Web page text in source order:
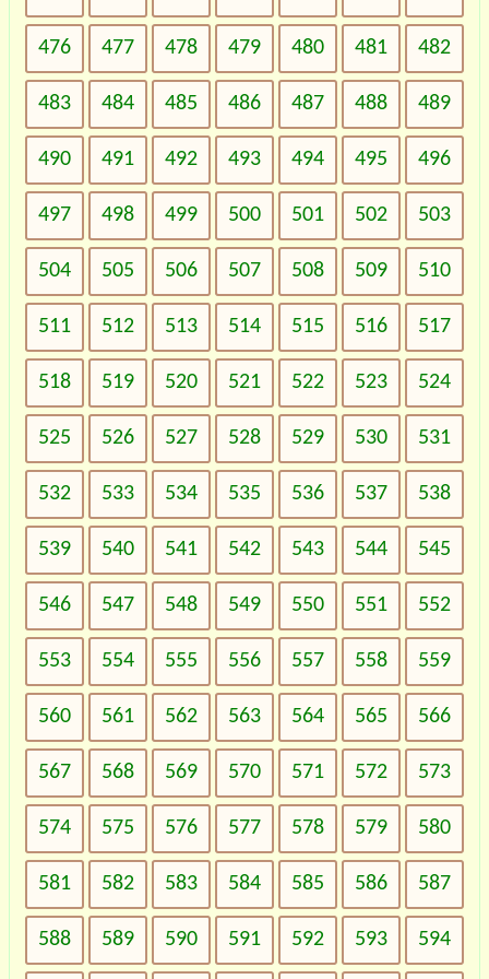
476 477 478 479 480 481 482
483 484 485 486 487 488 489
490 491 492 493 494 495 496
497 498 499 500 501 502 503
504 505 506 507 508 509 510
511 512 513 514 515 516 517
518 519 520 521 522 523 524
525 526 527 528 529 530 531
532 533 534 535 536 537 538
539 540 541 542 543 544 545
546 547 548 549 550 551 552
553 554 555 556 557 558 559
560 561 562 563 564 565 566
567 568 569 570 571 572 573
574 575 576 577 578 579 580
581 582 583 584 585 586 587
588 589 590 591 592 593 594